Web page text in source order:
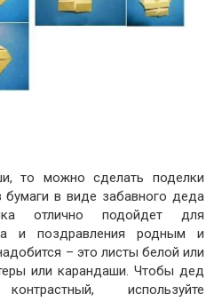
то можно сделать поделки
в виде забавного деда
отлично подойдет для
и поздравления родным и
– это листы белой или
или карандаши. Чтобы дед
используйте